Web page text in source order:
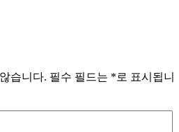
습니다. 필수 필드는 *로 표시됩니